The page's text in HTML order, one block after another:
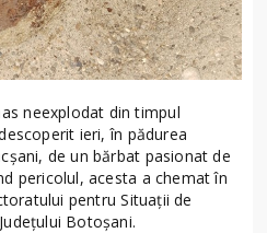
neexplodat din timpul
ieri, în pădurea
de un bărbat pasionat de
pericolul, acesta a chemat în
pentru Situații de
Botoșani.